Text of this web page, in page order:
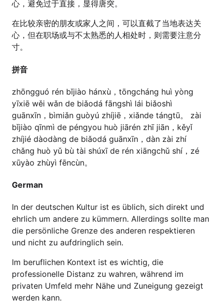
心，避免过于直接，显得唐突。
在比较亲密的朋友或家人之间，可以直截了当地表达关
心，但在职场或与不太熟悉的人相处时，则需要注意分
寸。
拼音
zhōngguó rén bǐjiào hánxù，tōngcháng huì yòng
yīxiē wěi wǎn de biǎodá fāngshì lái biǎoshì
guānxīn，bìmiǎn guòyú zhíjiē，xiǎnde tángtū。 zài
bǐjiào qīnmì de péngyou huò jiārén zhī jiān，kěyǐ
zhíjié dàodàng de biǎodá guānxīn，dàn zài zhí
chǎng huò yǔ bù tài shúxī de rén xiāngchǔ shí，zé
xūyào zhùyì fēncùn。
German
In der deutschen Kultur ist es üblich, sich direkt und
ehrlich um andere zu kümmern. Allerdings sollte man
die persönliche Grenze des anderen respektieren
und nicht zu aufdringlich sein.
Im beruflichen Kontext ist es wichtig, die
professionelle Distanz zu wahren, während im
privaten Umfeld mehr Nähe und Zuneigung gezeigt
werden kann.